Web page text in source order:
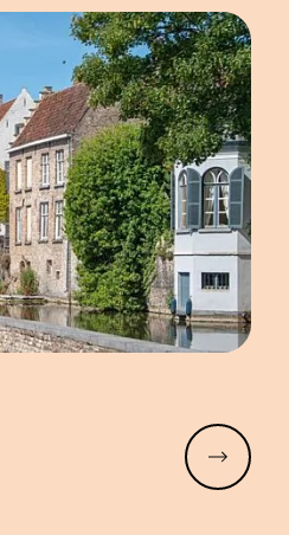
Meer